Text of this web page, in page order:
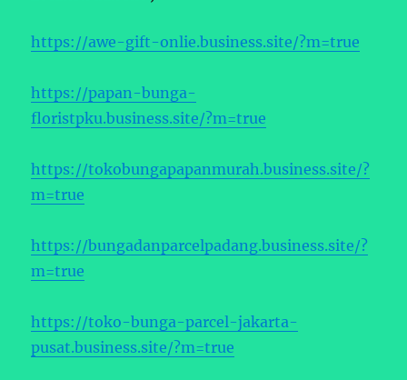
https://awe-gift-onlie.business.site/?m=true
https://papan-bunga-
floristpku.business.site/?m=true
https://tokobungapapanmurah.business.site/?
m=true
https://bungadanparcelpadang.business.site/?
m=true
https://toko-bunga-parcel-jakarta-
pusat.business.site/?m=true